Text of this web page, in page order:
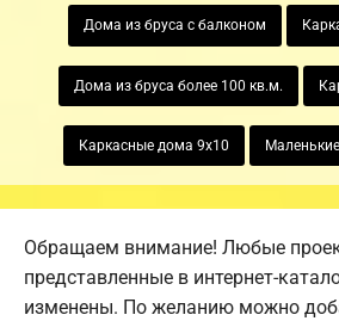
Дома из бруса с балконом
Дома из бруса более 100 кв.м.
Каркасные дома 9х10
Обращаем внимание! Любые
представленные в интернет-
изменены. По желанию можно